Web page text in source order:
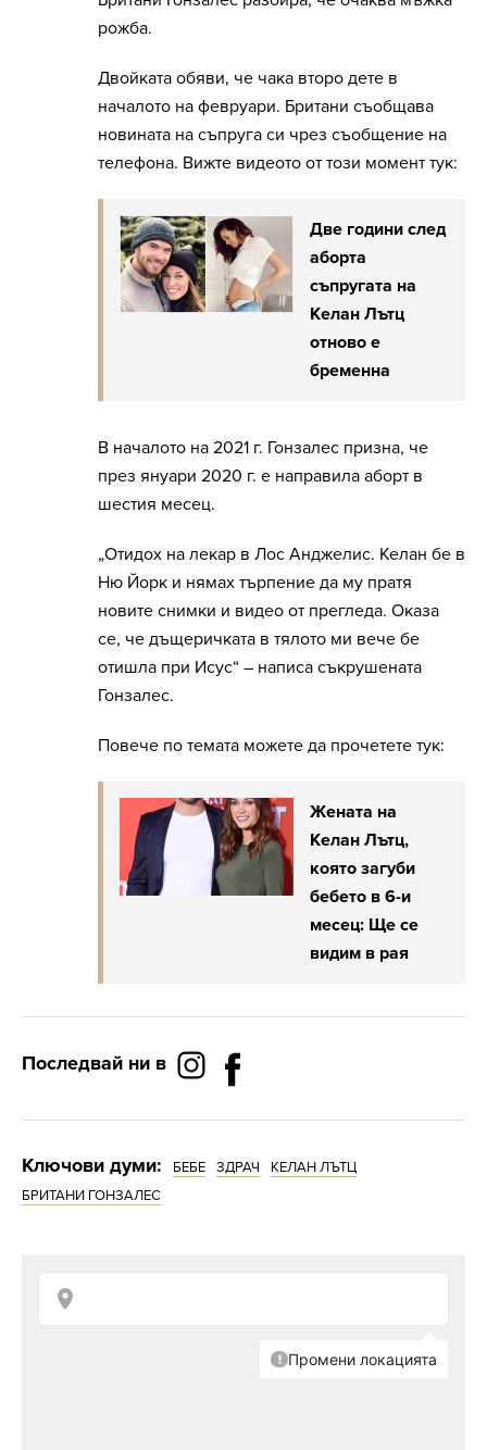
рожба.
Двойката обяви, че чака второ дете в
началото на февруари. Британи съобщава
новината на съпруга си чрез съобщение на
телефона. Вижте видеото от този момент тук:
Две години след
аборта
съпругата на
Келан Лътц
отново е
бременна
В началото на 2021 г. Гонзалес призна, че
през януари 2020 г. е направила аборт в
шестия месец.
„Отидох на лекар в Лос Анджелис. Келан бе в
Ню Йорк и нямах търпение да му пратя
новите снимки и видео от прегледа. Оказа
се, че дъщеричката в тялото ми вече бе
отишла при Исус“ – написа съкрушената
Гонзалес.
Повече по темата можете да прочетете тук:
Жената на
Келан Лътц,
която загуби
бебето в 6-и
месец: Ще се
видим в рая
Последвай ни в
Ключови думи: БЕБЕ ЗДРАЧ
КЕЛАН ЛЪТЦ
БРИТАНИ ГОНЗАЛЕС